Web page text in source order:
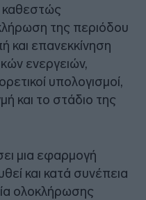
καθεστώς
της περιόδου
και επανεκκίνηση
ενεργειών,
υπολογισμοί,
και το στάδιο της
μια εφαρμογή
και κατά συνέπεια
ολοκλήρωσης